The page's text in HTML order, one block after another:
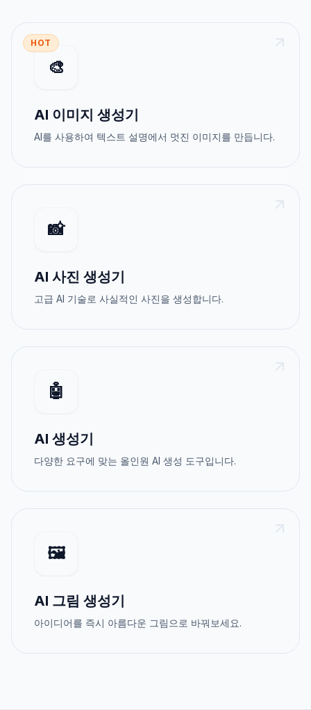
HOT
🎨
AI 이미지 생성기
AI를 사용하여 텍스트 설명에서 멋진 이미지를 만듭니다.
📸
AI 사진 생성기
고급 AI 기술로 사실적인 사진을 생성합니다.
🤖
AI 생성기
다양한 요구에 맞는 올인원 AI 생성 도구입니다.
🖼️
AI 그림 생성기
아이디어를 즉시 아름다운 그림으로 바꿔보세요.